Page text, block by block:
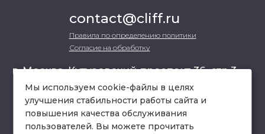
contact@cliff.ru
Правила по определению политики
Согласие на обработку
г. Москва, Кутузовский проспект 36, стр.3 ,
офис 301
схема проезда
Мы используем cookie-файлы в целях
улучшения стабильности работы сайта и
повышения качества обслуживания
пользователей. Вы можете прочитать